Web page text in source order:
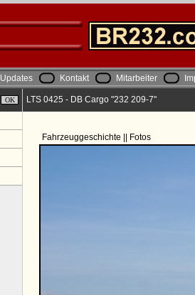
Updates Kontakt Mitarbeiter
LTS 0425 - DB Cargo "232 209-7"
Fahrzeuggeschichte || Fotos